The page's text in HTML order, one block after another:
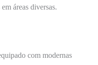
áreas diversas.
com modernas